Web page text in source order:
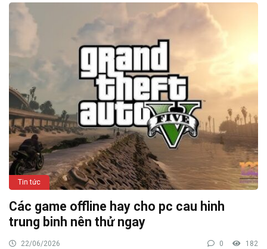
Tin tức
Các game offline hay cho pc cau hinh
trung binh nên thử ngay
22/06/2026 0 182